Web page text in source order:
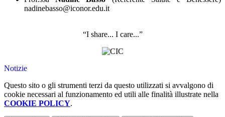
nadinebasso@iconor.edu.it
“I share... I care...”
Notizie
Questo sito o gli strumenti terzi da questo utilizzati si avvalgono di
cookie necessari al funzionamento ed utili alle finalità illustrate nella
COOKIE POLICY.